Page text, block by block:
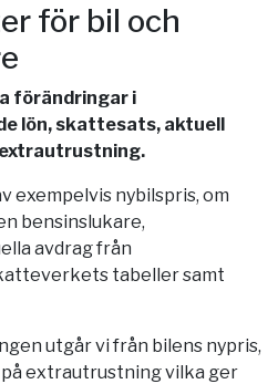
för bil och
förändringar i
lön, skattesats, aktuell
exempelvis nybilspris, om
bensinslukare,
avdrag från
tabeller samt
utgår vi från bilens nypris,
extrautrustning vilka ger